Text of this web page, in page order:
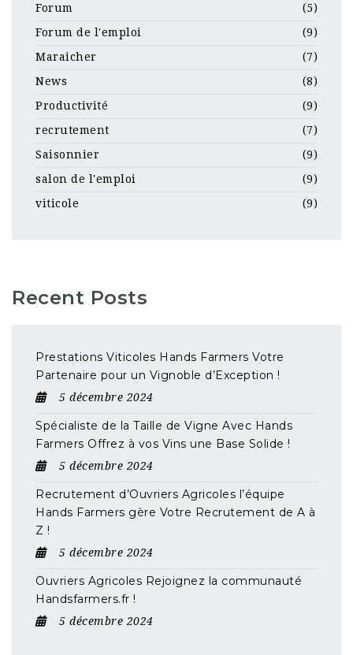
Forum
(5)
Forum de l'emploi
(9)
Maraicher
(7)
News
(8)
Productivité
(9)
recrutement
(7)
Saisonnier
(9)
salon de l'emploi
(9)
viticole
(9)
Recent Posts
Prestations Viticoles Hands Farmers Votre
Partenaire pour un Vignoble d’Exception !
5 décembre 2024
Spécialiste de la Taille de Vigne Avec Hands
Farmers Offrez à vos Vins une Base Solide !
5 décembre 2024
Recrutement d’Ouvriers Agricoles l’équipe
Hands Farmers gère Votre Recrutement de A à
Z !
5 décembre 2024
Ouvriers Agricoles Rejoignez la communauté
Handsfarmers.fr !
5 décembre 2024